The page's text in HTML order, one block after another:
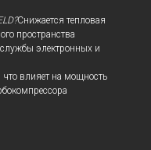
Снижается тепловая
пространства
электронных и
что влияет на мощность